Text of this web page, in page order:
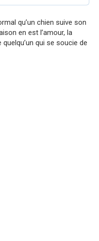
qu’un chien suive son
en est l’amour, la
qui se soucie de